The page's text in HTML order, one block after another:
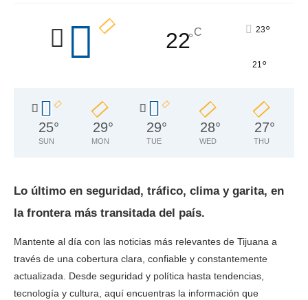
22°C 23°
21°
25°
SUN
29°
MON
29°
TUE
28°
WED
27°
THU
Lo último en seguridad, tráfico, clima y garita, en
la frontera más transitada del país.
Mantente al día con las noticias más relevantes de Tijuana a
través de una cobertura clara, confiable y constantemente
actualizada. Desde seguridad y política hasta tendencias,
tecnología y cultura, aquí encuentras la información que